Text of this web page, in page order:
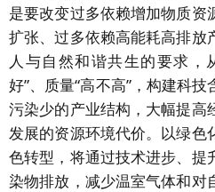
是要改变过多依赖增加物质资
扩张、过多依赖高能耗高排放
人与自然和谐共生的要求，
好”、质量“高不高”，构建科
污染少的产业结构，大幅提高
发展的资源环境代价。以绿色
色转型，将通过技术进步、提
染物排放，减少温室气体和对